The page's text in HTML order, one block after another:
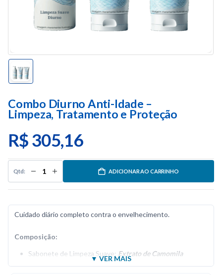
Combo Diurno Anti-Idade –
Limpeza, Tratamento e Proteção
R$305,16
ADICIONAR AO CARRINHO
Cuidado diário completo contra o envelhecimento.
Composição:
Sabonete de Limpeza Suave: Extrato de Camomila
Extrato de Aloe Vera Glicólico